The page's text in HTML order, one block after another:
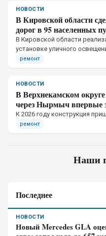
НОВОСТИ
В Кировской области
дорог в 95 населенных
В Кировской области
установке уличного
ремонт
НОВОСТИ
В Верхнекамском
через Нырмыч впервые
К 2026 году конструкция
ремонт
Наши
Последнее
НОВОСТИ
Новый Mercedes GLA